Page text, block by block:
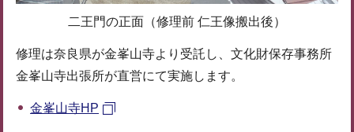
二王門の正面（修理前 仁王像搬出後）
修理は奈良県が金峯山寺より受託し、文化財保存事務所
金峯山寺出張所が直営にて実施します。
金峯山寺HP